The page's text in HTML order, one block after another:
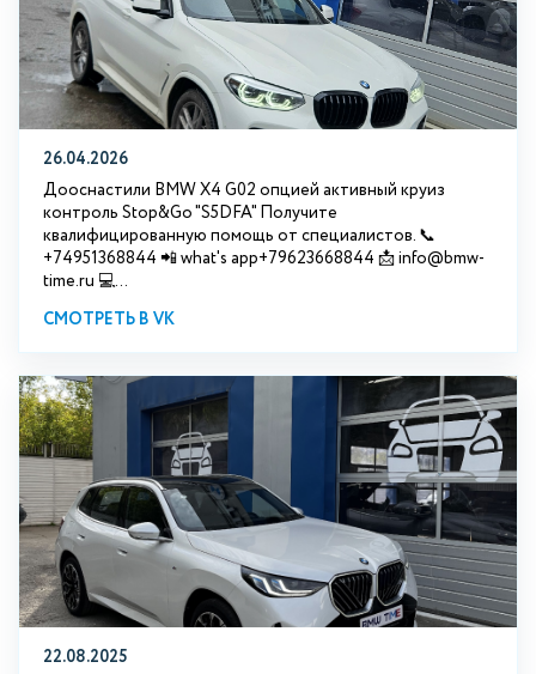
26.04.2026
Дооснастили BMW X4 G02 опцией активный круиз
контроль Stop&Go "S5DFA" Получите
квалифицированную помощь от специалистов. 📞
+74951368844 📲 what's app+79623668844 📩 info@bmw-
time.ru 💻...
СМОТРЕТЬ В VK
22.08.2025